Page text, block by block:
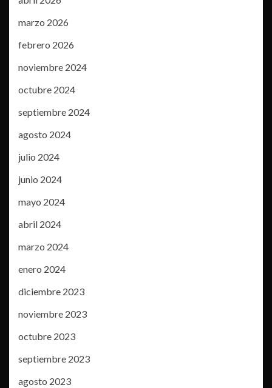
marzo 2026
febrero 2026
noviembre 2024
octubre 2024
septiembre 2024
agosto 2024
julio 2024
junio 2024
mayo 2024
abril 2024
marzo 2024
enero 2024
diciembre 2023
noviembre 2023
octubre 2023
septiembre 2023
agosto 2023